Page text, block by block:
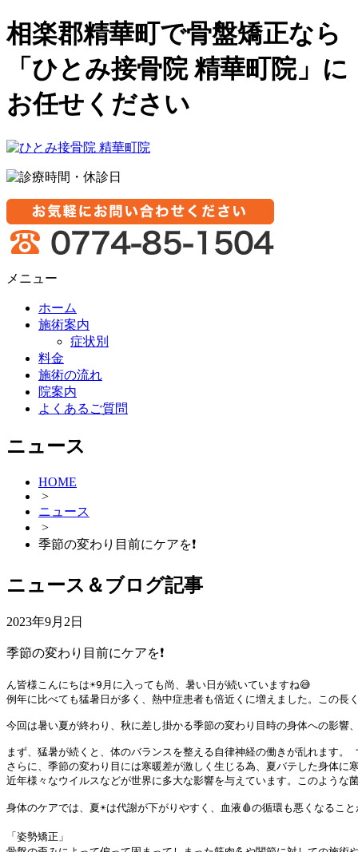
相楽郡精華町で骨盤矯正なら
「ひとみ接骨院 精華町院」に
お任せください
メニュー
ホーム
施術案内
症状別
料金
施術の流れ
院案内
よくあるご質問
ニュース
HOME
>
ニュース
>
季節の変わり目前にケアを❗️
ニュース＆ブログ記事
2023年9月2日
季節の変わり目前にケアを❗️
ん皆様こんにちは☀️9月に入っても尚、暑い日が続いていますね😅
例年に比べても猛暑日が多く、熱中症患者も倍近くに増えました。この
今回は暑い夏が終わり、秋に差し掛かる季節の変わり目時の身体への影響
まず、猛暑が続くと、体のバランスを整える自律神経の働きが乱れます
さらに、季節の変わり目には寒暖差が激しく生じる為、夏バテした身体
近年様々なウイルスなどが世界に多大な影響を与えています。このよう
身体のケアでは、夏☀️は代謝が下がりやすく、血液🩸の循環も悪くなるこ
「姿勢矯正」